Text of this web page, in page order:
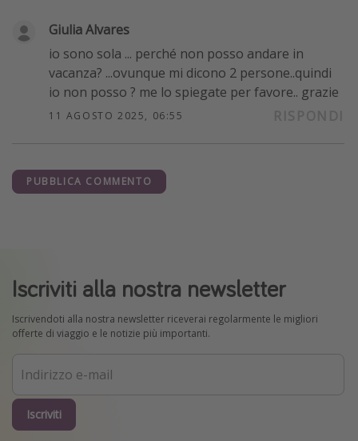
Giulia Alvares
io sono sola ... perché non posso andare in
vacanza? ...ovunque mi dicono 2 persone..quindi
io non posso ? me lo spiegate per favore.. grazie
11 AGOSTO 2025, 06:55
PUBBLICA COMMENTO
Iscriviti alla nostra newsletter
Iscrivendoti alla nostra newsletter riceverai regolarmente le migliori
offerte di viaggio e le notizie più importanti.
Iscriviti